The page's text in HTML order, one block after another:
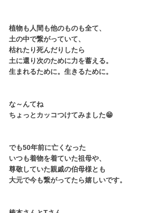
植物も人間も他のものも全て、
土の中で繋がっていて、
枯れたり死んだりしたら
土に還り次のために力を蓄える。
生まれるために。生きるために。
な～んてね
ちょっとカッコつけてみました😁
でも50年前に亡くなった
いつも着物を着ていた祖母や、
尊敬していた親戚の伯母様とも
大元で今も繋がってたら嬉しいです。